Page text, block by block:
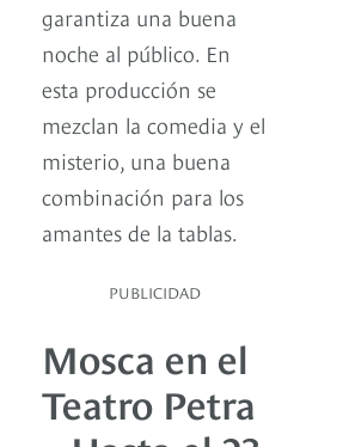
garantiza una buena
noche al público. En
esta producción se
mezclan la comedia y el
misterio, una buena
combinación para los
amantes de la tablas.
PUBLICIDAD
Mosca en el
Teatro Petra